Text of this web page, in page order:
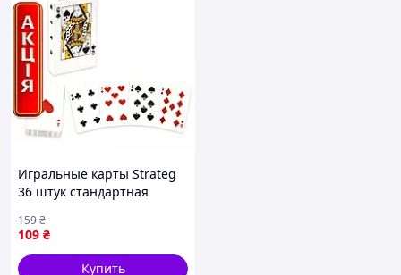
Игральные карты Strateg
36 штук стандартная
карточных игр для досуга
109 ₴
159₴
Купить